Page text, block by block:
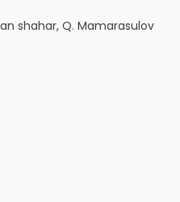
shahar, Q. Mamarasulov